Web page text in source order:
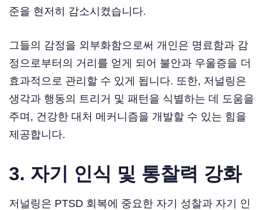
준을 현저히 감소시켰습니다.
그들의 감정을 외부화함으로써 개인은 명료함과 감
정으로부터의 거리를 얻게 되어 불안과 우울증을 더
효과적으로 관리할 수 있게 됩니다. 또한, 저널링은
생각과 행동의 트리거 및 패턴을 식별하는 데 도움을
주며, 건강한 대처 메커니즘을 개발할 수 있는 힘을
제공합니다.
3. 자기 인식 및 통찰력 강화
저널링은 PTSD 회복에 중요한 자기 성찰과 자기 인